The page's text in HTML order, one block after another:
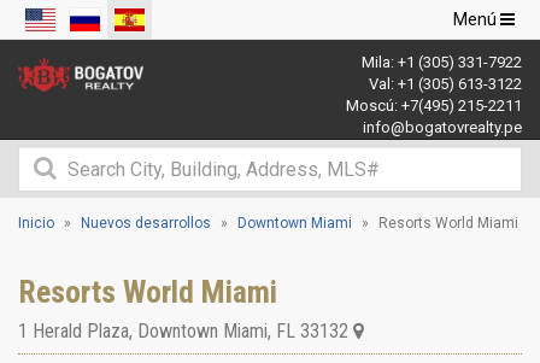
Navegación
de
palanca
Menú
Mila: +1 (305) 331-7922
Val: +1 (305) 613-3122
Moscú: +7(495) 215-2211
info@bogatovrealty.pe
Inicio Nuevos desarrollos Downtown Miami Resorts World Miami
Resorts World Miami
1 Herald Plaza, Downtown Miami, FL 33132